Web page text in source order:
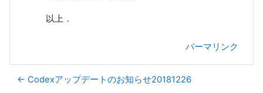
以上．
パーマリンク
← Codexアップデートのお知らせ20181226